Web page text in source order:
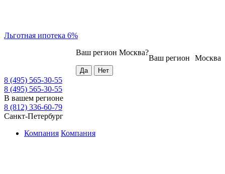
Льготная ипотека 6%
Москва
Ваш регион
Ваш регион Москва?
8 (495) 565-30-55
8 (495) 565-30-55
В вашем регионе
8 (812) 336-60-79
Санкт-Петербург
Компания Компания